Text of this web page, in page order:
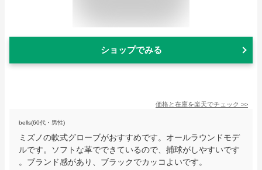
ショップでみる
価格と在庫を楽天でチェック >>
bells(60代・男性)
ミズノの軟式グローブがおすすめです。オールラウンドモデ
ルです。ソフトな革でできているので、捕球がしやすいです
。ブランド感があり、ブラックでカッコよいです。